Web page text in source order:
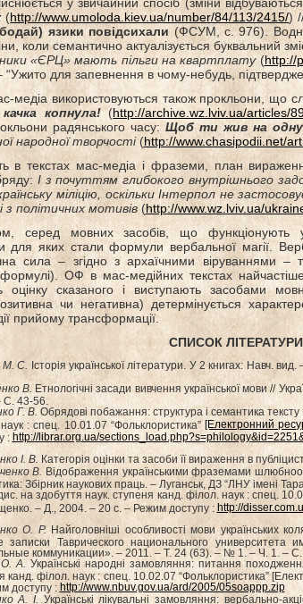
(http://www.umoloda.kiev.ua/number/84/113/2415/)
язики повідсихали (ФСУМ, с. 976).
коли семантично актуалізується буквальний
«ЄРЦ» мають пільги на квартплату(http://
“Ужито для запевнення в чому-небудь,
медіа використовуються також прокльони, що
копнула!(http://archive.wz.lviv.ua/articles/
радянського часу:Щоб ти жив на
народної творчості(http://www.chasipodii.net/
в текстах мас-медіа і фраземи, план
І з почуттям глибокого внутрішнього
міліцію, оскільки Інтерпол не
з політичних мотивів (http://www.wz.lviv.ua/
серед мовних засобів, що функціонують
для яких стали формули вербальної магії.
сила – згідно з архаїчними віруваннями –
ОФ в мас-медійних текстах
оцінку сказаного і виступають засобами
чи негативна) детермінується
прийому трансформації.
СПИСОК ЛІТЕРАТУРИ
М. С. Історія української літератури. У 2 книгах: Навч.
В. Етнологічні засади вивчення української мови //
С. 43-56.
Г. В. Обрядові побажання: структура і семантика
: спец. 10.01.07 “Фольклористика” [Електронний
: http://librar.org.ua/
І. В. Категорія оцінки та засоби її вираження в
В. Відображення українськими фраземами
Збірник наукових праць. – Луганськ, ДЗ “ЛНУ імені
на здобуття наук. ступеня канд. філол. наук : спец.
– Д., 2004. – 20 с. – Режим доступу : http://
О. Р.Найголовніші особливості мови українських
записки Таврического национального
коммуникации». – 2011. – Т. 24 (63). – № 1. – Ч. 1. – С.
А. Українські народні замовляння: питання
канд. філол. наук : спец. 10.02.07 “Фольклористика”
доступу : http://www.nbuv.gov.ua/ard/2005/05soappp.zip
А. І. Українські лікувальні замовляння: вербально-